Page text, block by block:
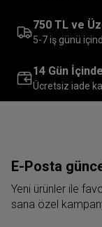
750 TL ve
5-7 iş günü
14 Gün
Ücretsiz iade
E-Posta
Yeni ürünler ile
sana özel